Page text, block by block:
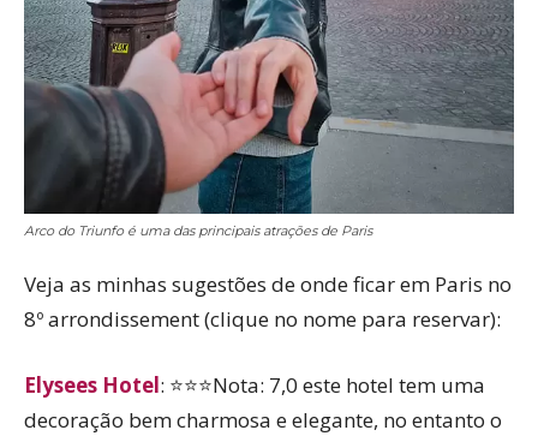
Arco do Triunfo é uma das principais atrações de Paris
Veja as minhas sugestões de onde ficar em Paris no
8º arrondissement (clique no nome para reservar):
Elysees Hotel: ⭐⭐⭐Nota: 7,0 este hotel tem uma
decoração bem charmosa e elegante, no entanto o